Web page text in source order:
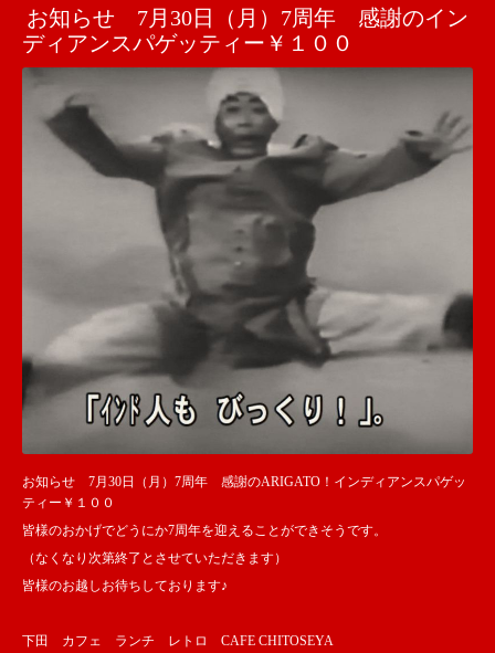
お知らせ 7月30日（月）7周年 感謝のイン
ディアンスパゲッティー￥１００
お知らせ 7月30日（月）7周年 感謝のARIGATO！インディアンスパゲッ
ティー￥１００
皆様のおかげでどうにか7周年を迎えることができそうです。
（なくなり次第終了とさせていただきます）
皆様のお越しお待ちしております♪
下田 カフェ ランチ レトロ CAFE CHITOSEYA